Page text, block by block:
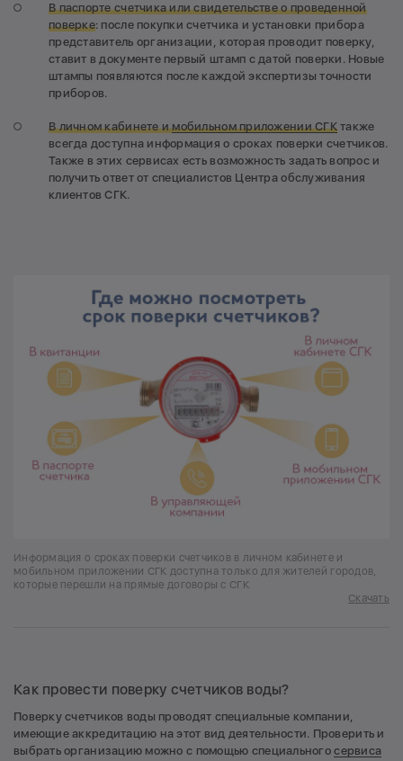
В паспорте счетчика или свидетельстве о проведенной
поверке: после покупки счетчика и установки прибора
представитель организации, которая проводит поверку,
ставит в документе первый штамп с датой поверки. Новые
штампы появляются после каждой экспертизы точности
приборов.
В личном кабинете имобильном приложении СГКтакже
всегда доступна информация о сроках поверки счетчиков.
Также в этих сервисах есть возможность задать вопрос и
получить ответ от специалистов Центра обслуживания
клиентов СГК.
Информация о сроках поверки счетчиков в личном кабинете и
мобильном приложении СГК доступна только для жителей городов,
которые перешли на прямые договоры с СГК
Скачать
Как провести поверку счетчиков воды?
Поверку счетчиков воды проводят специальные компании,
имеющие аккредитацию на этот вид деятельности. Проверить и
выбрать организацию можно с помощью специальногосервиса